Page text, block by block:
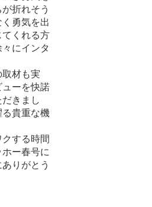
折れそう
勇気を出
くれる方
にインタ
材も実
ーを快諾
きまし
貴重な機
する時間
ー春号に
りがとう